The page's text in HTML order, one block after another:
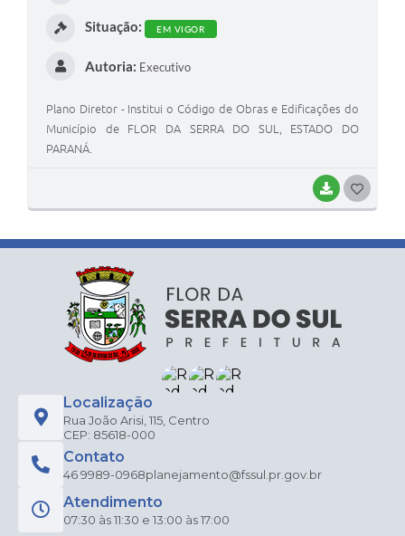
BAIXAR
Situação: EM VIGOR
Autoria: Executivo
Plano Diretor - Institui o Código de Obras e Edificações do
Município de FLOR DA SERRA DO SUL, ESTADO DO
PARANÁ.
Localização
Rua João Arisi, 115, Centro
CEP: 85618-000
Contato
46 9989-0968planejamento@fssul.pr.gov.br
Atendimento
07:30 às 11:30 e 13:00 às 17:00